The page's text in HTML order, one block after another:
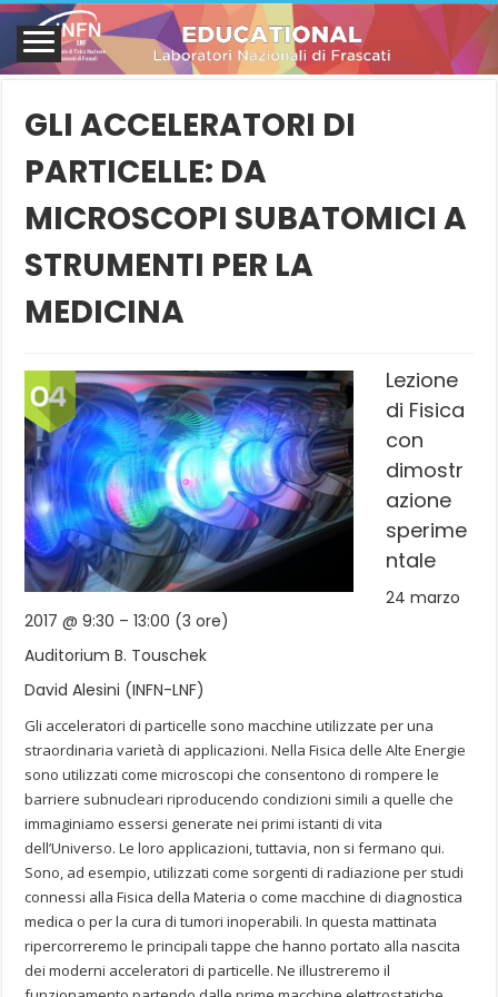
GLI ACCELERATORI DI
PARTICELLE: DA
MICROSCOPI SUBATOMICI A
STRUMENTI PER LA
MEDICINA
Lezione
di Fisica
con
dimostr
azione
sperime
ntale
24 marzo
2017 @ 9:30 – 13:00 (3 ore)
Auditorium B. Touschek
David Alesini (INFN-LNF)
Gli acceleratori di particelle sono macchine utilizzate per una
straordinaria varietà di applicazioni. Nella Fisica delle Alte Energie
sono utilizzati come microscopi che consentono di rompere le
barriere subnucleari riproducendo condizioni simili a quelle che
immaginiamo essersi generate nei primi istanti di vita
dell’Universo. Le loro applicazioni, tuttavia, non si fermano qui.
Sono, ad esempio, utilizzati come sorgenti di radiazione per studi
connessi alla Fisica della Materia o come macchine di diagnostica
medica o per la cura di tumori inoperabili. In questa mattinata
ripercorreremo le principali tappe che hanno portato alla nascita
dei moderni acceleratori di particelle. Ne illustreremo il